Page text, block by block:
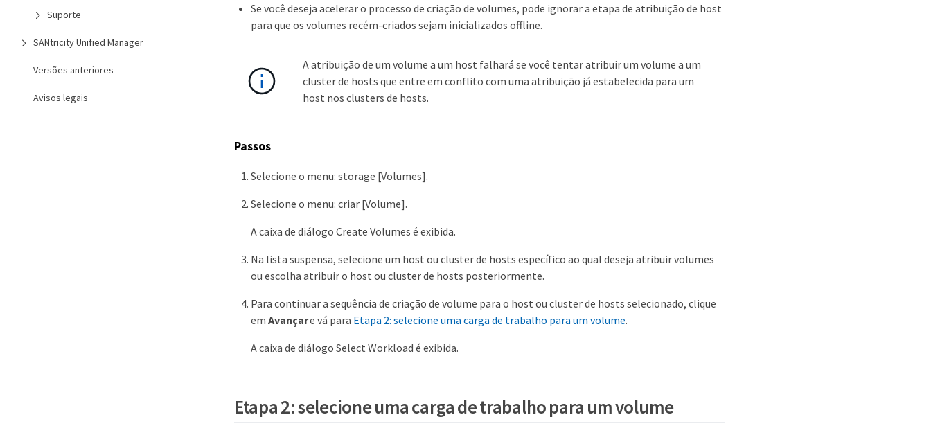
Suporte
SANtricity Unified Manager
Versões anteriores
Avisos legais
Se você deseja acelerar o processo de criação de volumes, pode ignorar a etapa de atribuição de host
para que os volumes recém-criados sejam inicializados offline.
A atribuição de um volume a um host falhará se você tentar atribuir um volume a um
cluster de hosts que entre em conflito com uma atribuição já estabelecida para um
host nos clusters de hosts.
Passos
Selecione o menu: storage [Volumes].
Selecione o menu: criar [Volume].
A caixa de diálogo Create Volumes é exibida.
Na lista suspensa, selecione um host ou cluster de hosts específico ao qual deseja atribuir volumes
ou escolha atribuir o host ou cluster de hosts posteriormente.
Para continuar a sequência de criação de volume para o host ou cluster de hosts selecionado, clique
em Avançare vá para Etapa 2: selecione uma carga de trabalho para um volume.
A caixa de diálogo Select Workload é exibida.
Etapa 2: selecione uma carga de trabalho para um volume